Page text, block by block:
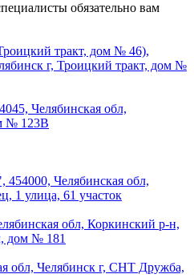
обязательно вам
тракт, дом № 46),
г, Троицкий тракт, дом №
Челябинская обл,
№ 123В
Челябинская обл,
1 улица, 61 участок
обл, Коркинский р-н,
дом № 181
обл, Челябинск г, СНТ Дружба,